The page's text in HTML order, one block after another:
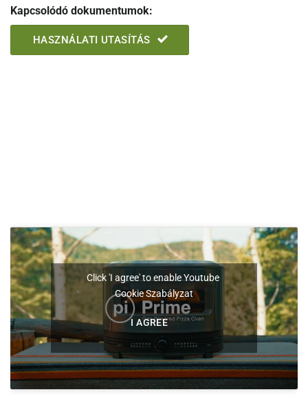
Kapcsolódó dokumentumok:
HASZNÁLATI UTASÍTÁS
Click 'I agree' to enable Youtube
Cookie Szabályzat
I AGREE